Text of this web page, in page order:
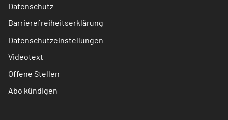
Datenschutz
Barrierefreiheitserklärung
Datenschutzeinstellungen
Videotext
Offene Stellen
Abo kündigen